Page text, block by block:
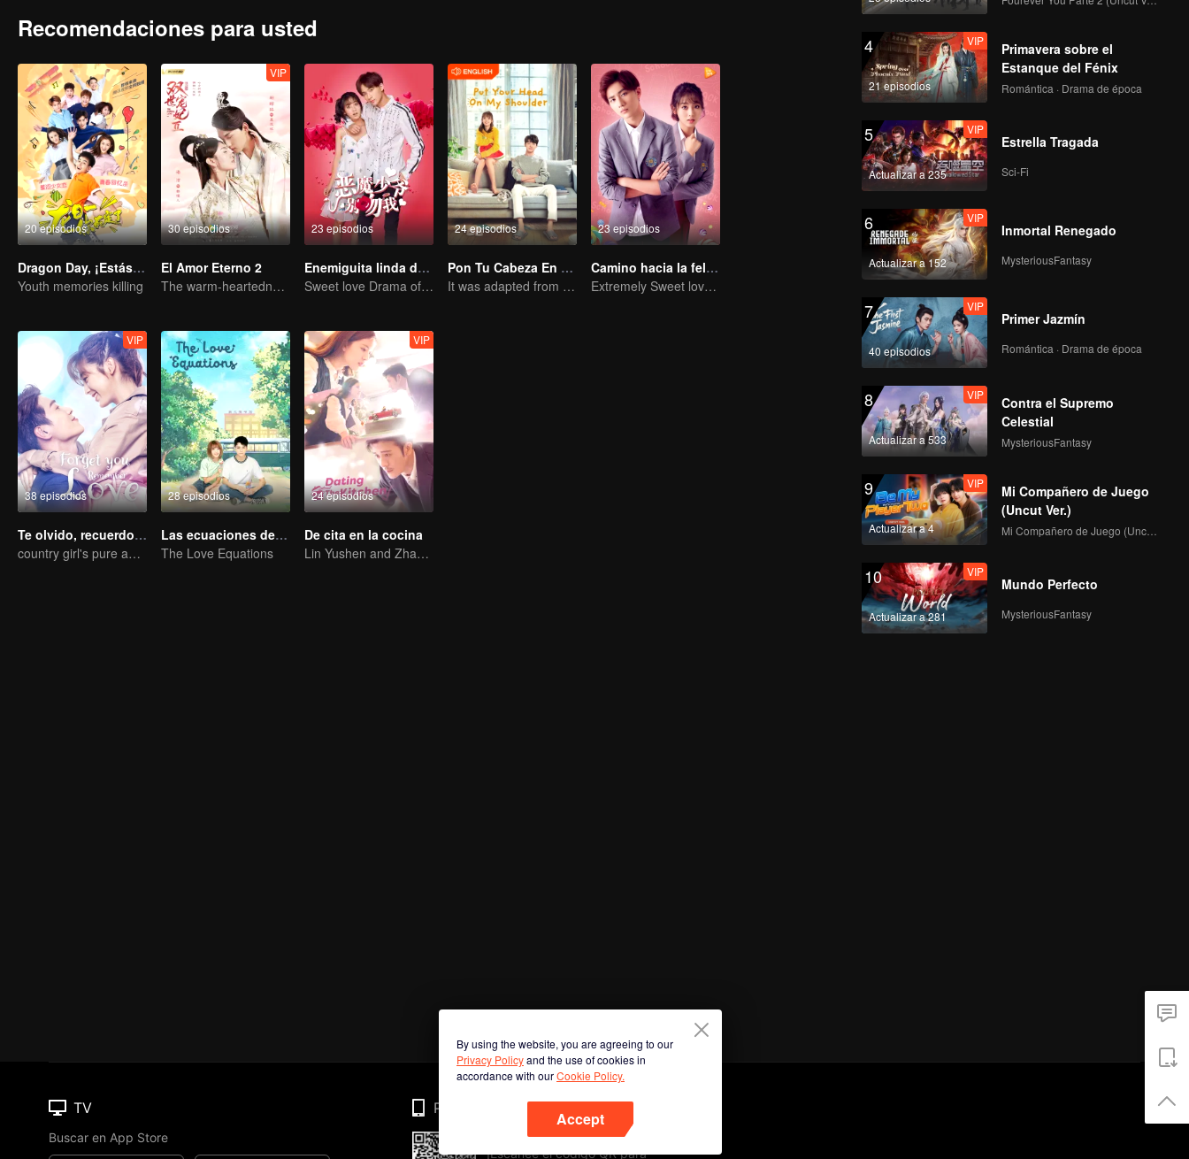
Recomendaciones para usted
20 episodios
Dragon Day, ¡Estás muerto!
Youth memories killing
30 episodios
VIP
El Amor Eterno 2
The warm-heartedness Couple are so sweet
23 episodios
Enemiguita linda de Maestro Diablo
Sweet love Drama of Overbearing Gen Z Boss
24 episodios
Pon Tu Cabeza En Mi Hombro
It was adapted from the same series of novels as "A Love so Beautiful"
23 episodios
Camino hacia la felicidad del Diablo y su Enemiguita
Extremely Sweet love of Overbearing Boss
38 episodios
VIP
Te olvido, recuerdo el amor
country girl's pure and fresh love
28 episodios
Las ecuaciones del amor
The Love Equations
24 episodios
VIP
De cita en la cocina
Lin Yushen and Zhao Lusi's sweet love story with food.
4
21 episodios
VIP
Primavera sobre el
Estanque del Fénix
Romántica · Drama de época
5
Actualizar a 235
VIP
Estrella Tragada
Sci-Fi
6
Actualizar a 152
VIP
Inmortal Renegado
MysteriousFantasy
7
40 episodios
VIP
Primer Jazmín
Romántica · Drama de época
8
Actualizar a 533
VIP
Contra el Supremo
Celestial
MysteriousFantasy
9
Actualizar a 4
VIP
Mi Compañero de Juego
(Uncut Ver.)
Mi Compañero de Juego (Uncut Ver.)
10
Actualizar a 281
VIP
Mundo Perfecto
MysteriousFantasy
By using the website, you are agreeing to our
Privacy Policyand the use of cookies in
accordance with ourCookie Policy.
Accept
TV
Buscar en App Store
Phone
¡Escanee el código QR para